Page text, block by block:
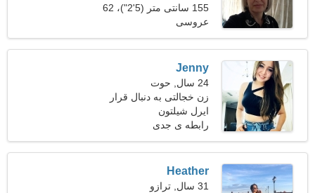
علاقه دارم
155 سانتی متر (5'2")، 62
کیلوگرم (136 پوند)
عروسی
Jenny
24 سال, حوت
زن خجالتی به دنبال قرار
ملاقات
ایرل شیلتون
رابطه ی جدی
Heather
31 سال, ترازو